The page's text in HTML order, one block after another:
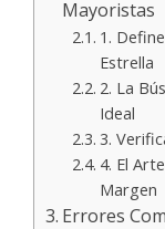
Mayoristas
1.
Estrella
2. La
Ideal
3.
4. El
Margen
Errores